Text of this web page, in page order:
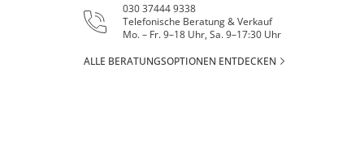
030 37444 9338
Telefonische Beratung & Verkauf
Mo. – Fr. 9–18 Uhr, Sa. 9–17:30 Uhr
ALLE BERATUNGSOPTIONEN ENTDECKEN